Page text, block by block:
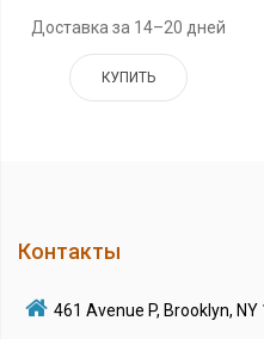
Доставка за 14–20 дней
КУПИТЬ
Контакты
461 Avenue P, Brooklyn, NY